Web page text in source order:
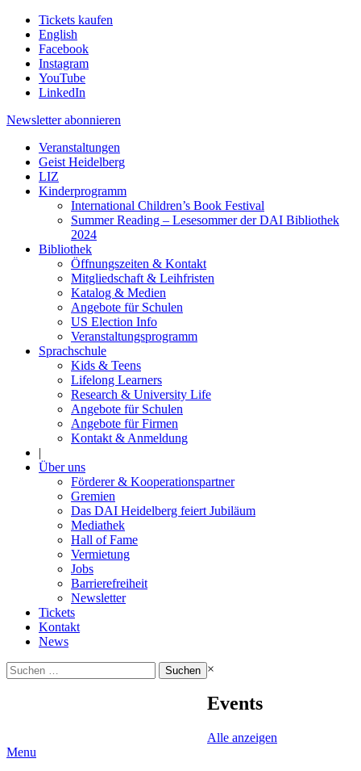
Tickets kaufen
English
Facebook
Instagram
YouTube
LinkedIn
Newsletter abonnieren
Veranstaltungen
Geist Heidelberg
LIZ
Kinderprogramm
International Children’s Book Festival
Summer Reading – Lesesommer der DAI Bibliothek
2024
Bibliothek
Öffnungszeiten & Kontakt
Mitgliedschaft & Leihfristen
Katalog & Medien
Angebote für Schulen
US Election Info
Veranstaltungsprogramm
Sprachschule
Kids & Teens
Lifelong Learners
Research & University Life
Angebote für Schulen
Angebote für Firmen
Kontakt & Anmeldung
|
Über uns
Förderer & Kooperationspartner
Gremien
Das DAI Heidelberg feiert Jubiläum
Mediathek
Hall of Fame
Vermietung
Jobs
Barrierefreiheit
Newsletter
Tickets
Kontakt
News
Suchen
nach:
×
Events
Alle anzeigen
Menu